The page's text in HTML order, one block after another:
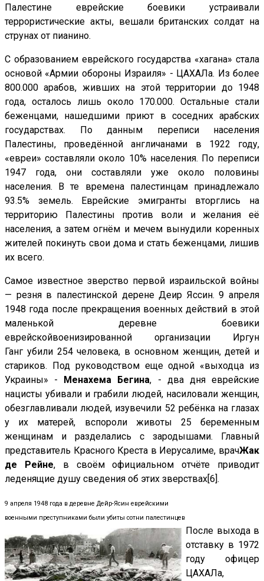
Палестине еврейские боевики устраивали
террористические акты, вешали британских солдат на
струнах от пианино.
С образованием еврейского государства «хагана» стала
основой «Армии обороны Израиля» - ЦАХАЛа. Из более
800.000 арабов, живших на этой территории до 1948
года, осталось лишь около 170.000. Остальные стали
беженцами, нашедшими приют в соседних арабских
государствах. По данным переписи населения
Палестины, проведённой англичанами в 1922 году,
«евреи» составляли около 10% населения. По переписи
1947 года, они составляли уже около половины
населения. В те времена палестинцам принадлежало
93.5% земель. Еврейские эмигранты вторглись на
территорию Палестины против воли и желания её
населения, а затем огнём и мечем вынудили коренных
жителей покинуть свои дома и стать беженцами, лишив
их всего.
Самое известное зверство первой израильской войны
— резня в палестинской дерене Деир Яссин. 9 апреля
1948 года после прекращения военных действий в этой
маленькой деревне боевики
еврейскойвоенизированной организации Иргун
Ганг убили 254 человека, в основном женщин, детей и
стариков. Под руководством еще одной «выходца из
Украины» -
Менахема Бегина, - два дня еврейские
нацисты убивали и грабили людей, насиловали женщин,
обезглавливали людей, изувечили 52 ребёнка на глазах
у их матерей, вспороли животы 25 беременным
женщинам и разделались с зародышами. Главный
представитель Красного Креста в Иерусалиме, врачЖак
де Рейне, в своём официальном отчёте приводит
леденящие душу сведения об этих зверствах[6].
9 апреля 1948 года в деревне Дейр-Ясин еврейскими
военными преступниками были убиты сотни палестинцев
После выхода в
отставку в 1972
году офицер
ЦАХАЛа,